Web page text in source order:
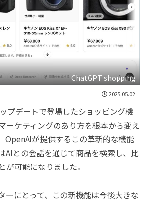
ChatGPT shopping
2025.05.02
プデートで登場したショッピング機
ーケティングのあり方を根本から変え
OpenAIが提供するこの革新的な機能
AIとの会話を通じて商品を検索し、比
が可能になりました。
ーにとって、この新機能は今後大きな